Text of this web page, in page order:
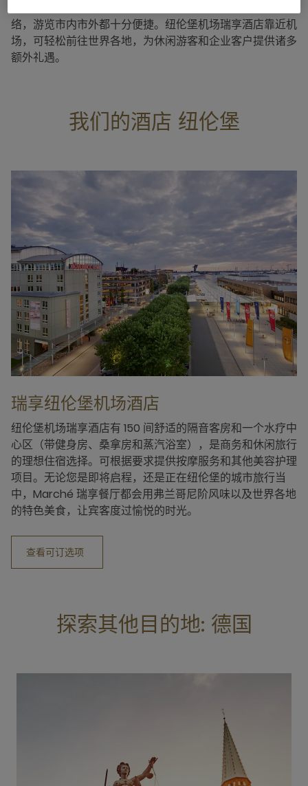
络，游览市内市外都十分便捷。纽伦堡机场瑞享酒店靠近机
场，可轻松前往世界各地，为休闲游客和企业客户提供诸多
额外礼遇。
我们的酒店 纽伦堡
瑞享纽伦堡机场酒店
纽伦堡机场瑞享酒店有 150 间舒适的隔音客房和一个水疗中
心区（带健身房、桑拿房和蒸汽浴室），是商务和休闲旅行
的理想住宿选择。可根据要求提供按摩服务和其他美容护理
项目。无论您是即将启程，还是正在纽伦堡的城市旅行当
中，Marché 瑞享餐厅都会用弗兰哥尼阶风味以及世界各地
的特色美食，让宾客度过愉悦的时光。
查看可订选项
探索其他目的地: 德国